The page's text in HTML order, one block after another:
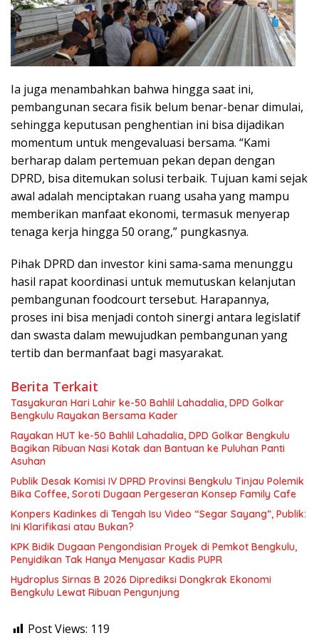
Ia juga menambahkan bahwa hingga saat ini,
pembangunan secara fisik belum benar-benar dimulai,
sehingga keputusan penghentian ini bisa dijadikan
momentum untuk mengevaluasi bersama. “Kami
berharap dalam pertemuan pekan depan dengan
DPRD, bisa ditemukan solusi terbaik. Tujuan kami sejak
awal adalah menciptakan ruang usaha yang mampu
memberikan manfaat ekonomi, termasuk menyerap
tenaga kerja hingga 50 orang,” pungkasnya.
Pihak DPRD dan investor kini sama-sama menunggu
hasil rapat koordinasi untuk memutuskan kelanjutan
pembangunan foodcourt tersebut. Harapannya,
proses ini bisa menjadi contoh sinergi antara legislatif
dan swasta dalam mewujudkan pembangunan yang
tertib dan bermanfaat bagi masyarakat.
Berita Terkait
Tasyakuran Hari Lahir ke-50 Bahlil Lahadalia, DPD Golkar
Bengkulu Rayakan Bersama Kader
Rayakan HUT ke-50 Bahlil Lahadalia, DPD Golkar Bengkulu
Bagikan Ribuan Nasi Kotak dan Bantuan ke Puluhan Panti
Asuhan
Publik Desak Komisi IV DPRD Provinsi Bengkulu Tinjau Polemik
Bika Coffee, Soroti Dugaan Pergeseran Konsep Family Cafe
Konpers Kadinkes di Tengah Isu Video “Segar Sayang”, Publik:
Ini Klarifikasi atau Bukan?
KPK Bidik Dugaan Pengondisian Proyek di Pemkot Bengkulu,
Penyidikan Tak Hanya Menyasar Kadis PUPR
Hydroplus Sirnas B 2026 Diprediksi Dongkrak Ekonomi
Bengkulu Lewat Ribuan Pengunjung
Post Views: 119